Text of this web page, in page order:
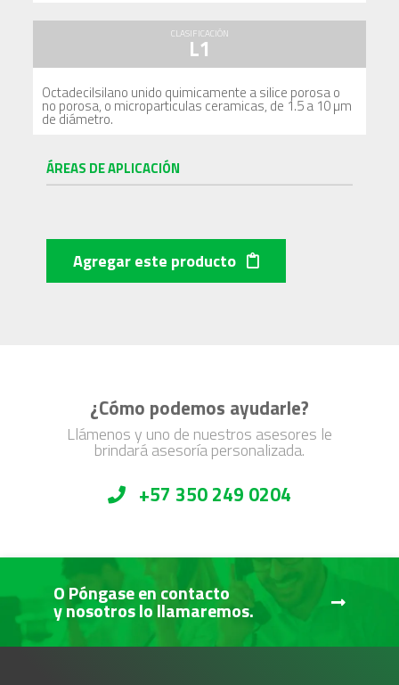
CLASIFICACIÓN
L1
Octadecilsilano unido quimicamente a silice porosa o
no porosa, o microparticulas ceramicas, de 1.5 a 10 µm
de diámetro.
ÁREAS DE APLICACIÓN
Agregar este producto
¿Cómo podemos ayudarle?
Llámenos y uno de nuestros asesores le
brindará asesoría personalizada.
+57 350 249 0204
O Póngase en contacto
y nosotros lo llamaremos.